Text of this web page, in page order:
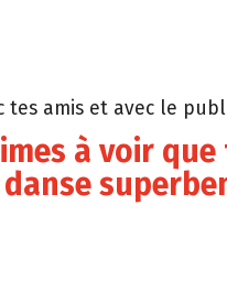
tes amis et avec le
à voir que